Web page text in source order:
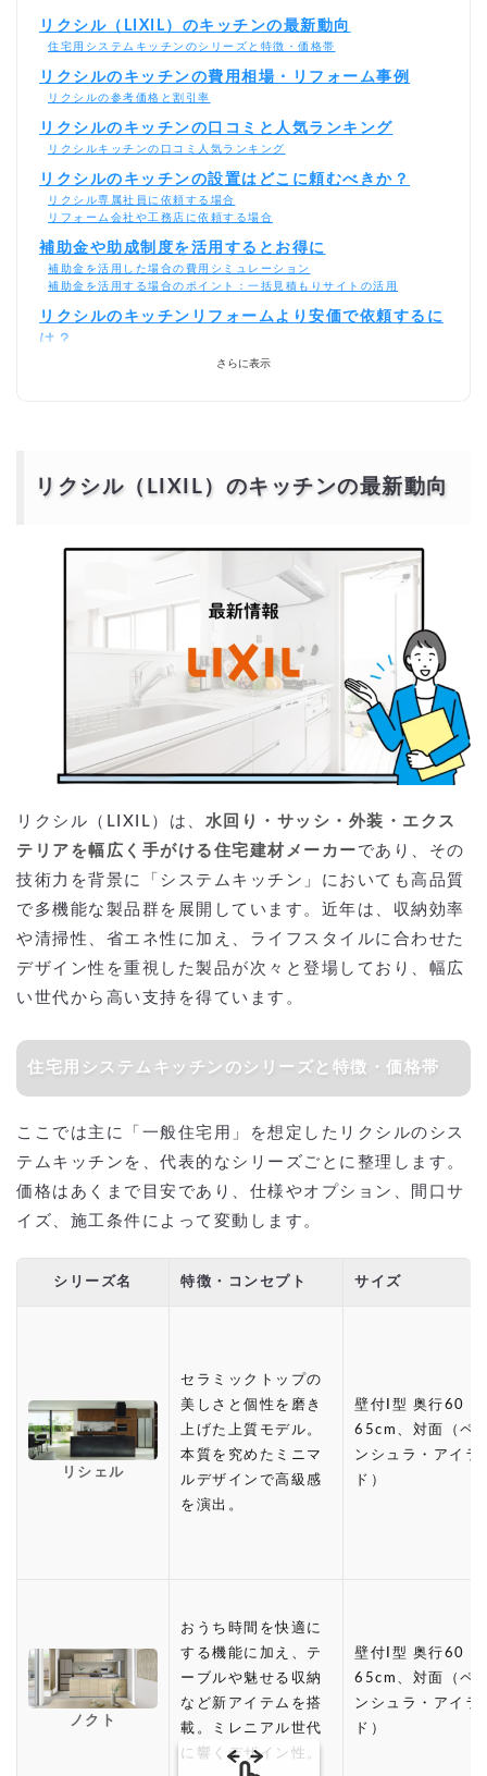
リクシル（LIXIL）のキッチンの最新動向
住宅用システムキッチンのシリーズと特徴・価格帯
リクシルのキッチンの費用相場・リフォーム事例
リクシルの参考価格と割引率
リクシルのキッチンの口コミと人気ランキング
リクシルキッチンの口コミ人気ランキング
リクシルのキッチンの設置はどこに頼むべきか？
リクシル専属社員に依頼する場合
リフォーム会社や工務店に依頼する場合
補助金や助成制度を活用するとお得に
補助金を活用した場合の費用シミュレーション
補助金を活用する場合のポイント：一括見積もりサイトの活用
リクシルのキッチンリフォームより安価で依頼するに
は？
さらに表示
リクシル（LIXIL）のキッチンの最新動向
リクシル（LIXIL）は、 水回り・サッシ・外装・エクス
テリアを幅広く手がける住宅建材メーカー であり、その
技術力を背景に「システムキッチン」においても高品質
で多機能な製品群を展開しています。近年は、収納効率
や清掃性、省エネ性に加え、ライフスタイルに合わせた
デザイン性を重視した製品が次々と登場しており、幅広
い世代から高い支持を得ています。
住宅用システムキッチンのシリーズと特徴・価格帯
ここでは主に「一般住宅用」を想定したリクシルのシス
テムキッチンを、代表的なシリーズごとに整理します。
価格はあくまで目安であり、仕様やオプション、間口サ
イズ、施工条件によって変動します。
シリーズ名 特徴・コンセプト サイズ
リシェル
セラミックトップの
美しさと個性を磨き
上げた上質モデル。
本質を究めたミニマ
ルデザインで高級感
を演出。
壁付I型 奥行60・
65cm、対面（ペ
ンシュラ・アイラ
ド）
ノクト
おうち時間を快適に
する機能に加え、テ
ーブルや魅せる収納
など新アイテムを搭
載。ミレニアル世代
に響くデザイン性。
壁付I型 奥行60・
65cm、対面（ペ
ンシュラ・アイラ
ド）